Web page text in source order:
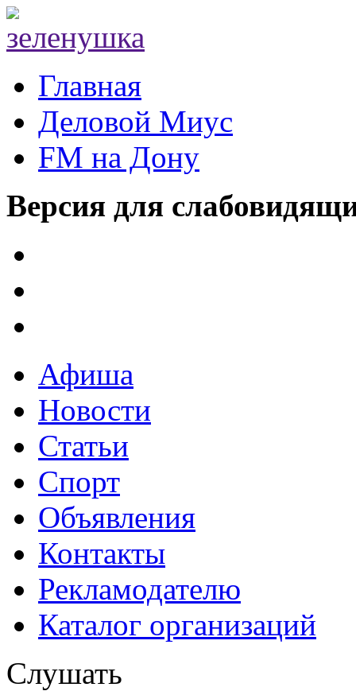
Главная
Деловой Миус
FM на Дону
Версия для
Афиша
Новости
Статьи
Спорт
Объявления
Контакты
Рекламодателю
Каталог организаций
Слушать